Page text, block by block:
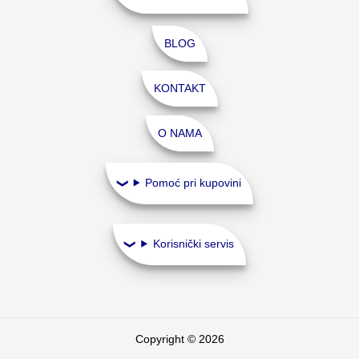
BLOG
KONTAKT
O NAMA
Pomoć pri kupovini
Korisnički servis
Copyright © 2026